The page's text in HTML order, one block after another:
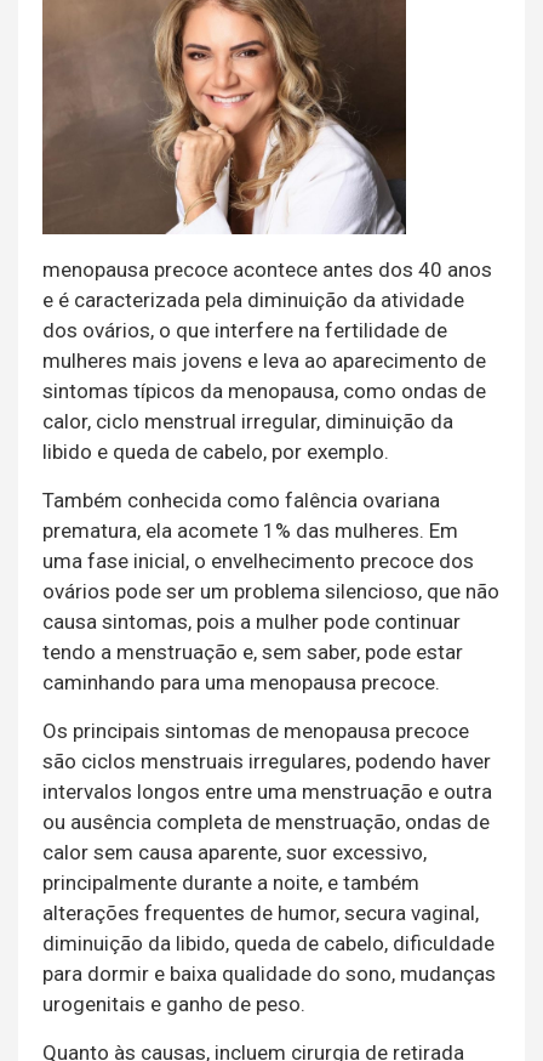
menopausa precoce acontece antes dos 40 anos
e é caracterizada pela diminuição da atividade
dos ovários, o que interfere na fertilidade de
mulheres mais jovens e leva ao aparecimento de
sintomas típicos da menopausa, como ondas de
calor, ciclo menstrual irregular, diminuição da
libido e queda de cabelo, por exemplo.
Também conhecida como falência ovariana
prematura, ela acomete 1% das mulheres. Em
uma fase inicial, o envelhecimento precoce dos
ovários pode ser um problema silencioso, que não
causa sintomas, pois a mulher pode continuar
tendo a menstruação e, sem saber, pode estar
caminhando para uma menopausa precoce.
Os principais sintomas de menopausa precoce
são ciclos menstruais irregulares, podendo haver
intervalos longos entre uma menstruação e outra
ou ausência completa de menstruação, ondas de
calor sem causa aparente, suor excessivo,
principalmente durante a noite, e também
alterações frequentes de humor, secura vaginal,
diminuição da libido, queda de cabelo, dificuldade
para dormir e baixa qualidade do sono, mudanças
urogenitais e ganho de peso.
Quanto às causas, incluem cirurgia de retirada